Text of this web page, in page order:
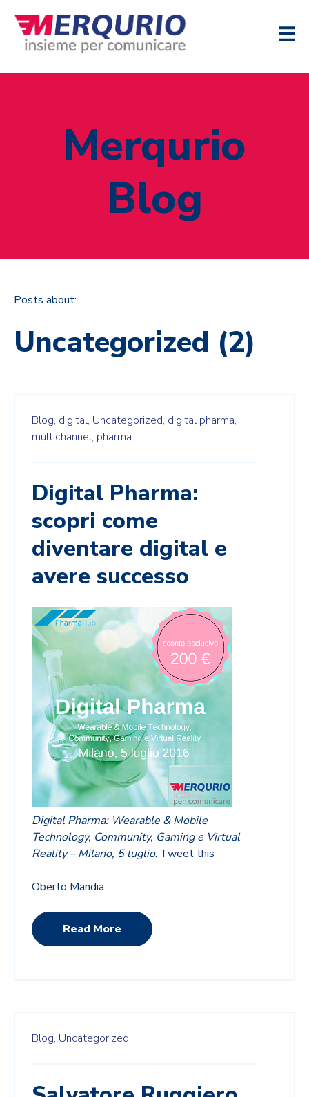
Merqurio
Blog
Posts about:
Uncategorized (2)
Blog, digital, Uncategorized, digital pharma,
multichannel, pharma
Digital Pharma:
scopri come
diventare digital e
avere successo
Digital Pharma: Wearable & Mobile
Technology, Community, Gaming e Virtual
Reality – Milano, 5 luglio. Tweet this
Oberto Mandia
Read More
Blog, Uncategorized